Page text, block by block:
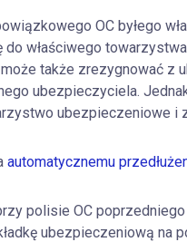
OC byłego
do właściwego
także zrezygnować z
ubezpieczyciela.
ubezpieczeniowe i
automatycznemu
polisie OC
ubezpieczeniową